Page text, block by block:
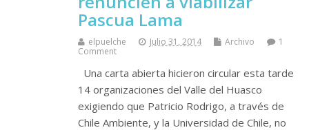
Pascua Lama
elpuelche Julio 31, 2014 Archivo
1
Comment
Una carta abierta hicieron circular esta tarde
14 organizaciones del Valle del Huasco
exigiendo que Patricio Rodrigo, a través de
Chile Ambiente, y la Universidad de Chile, no